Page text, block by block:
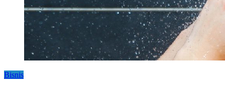
Bisnis